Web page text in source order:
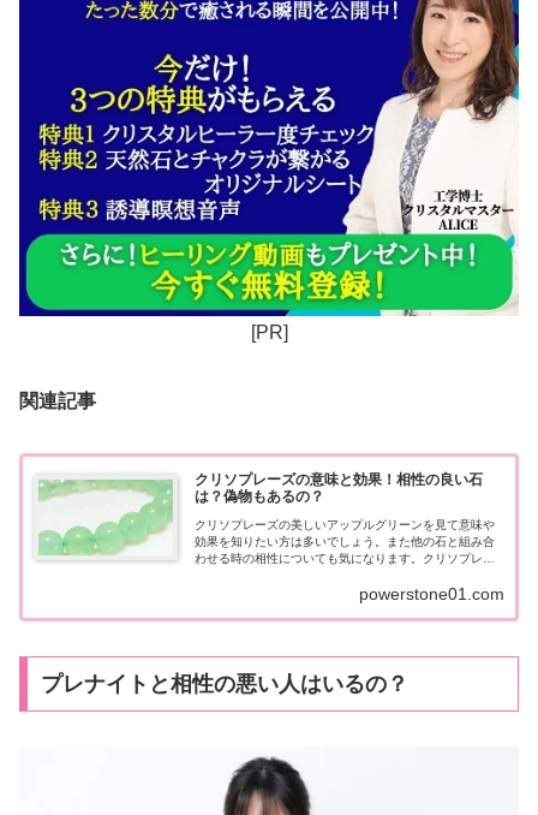
[PR]
関連記事
クリソプレーズの意味と効果！相性の良い石
は？偽物もあるの？
クリソプレーズの美しいアップルグリーンを見て意味や
効果を知りたい方は多いでしょう。また他の石と組み合
わせる時の相性についても気になります。クリソプレー
powerstone01.com
プレナイトと相性の悪い人はいるの？